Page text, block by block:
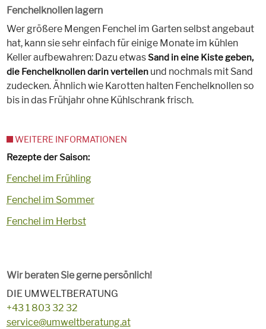
Fenchelknollen lagern
Wer größere Mengen Fenchel im Garten selbst angebaut
hat, kann sie sehr einfach für einige Monate im kühlen
Keller aufbewahren: Dazu etwasSand in eine Kiste geben,
die Fenchelknollen darin verteilenund nochmals mit Sand
zudecken. Ähnlich wie Karotten halten Fenchelknollen so
bis in das Frühjahr ohne Kühlschrank frisch.
WEITERE INFORMATIONEN
Rezepte der Saison:
Fenchel im Frühling
Fenchel im Sommer
Fenchel im Herbst
Wir beraten Sie gerne persönlich!
DIE UMWELTBERATUNG
+43 1 803 32 32
service@umweltberatung.at